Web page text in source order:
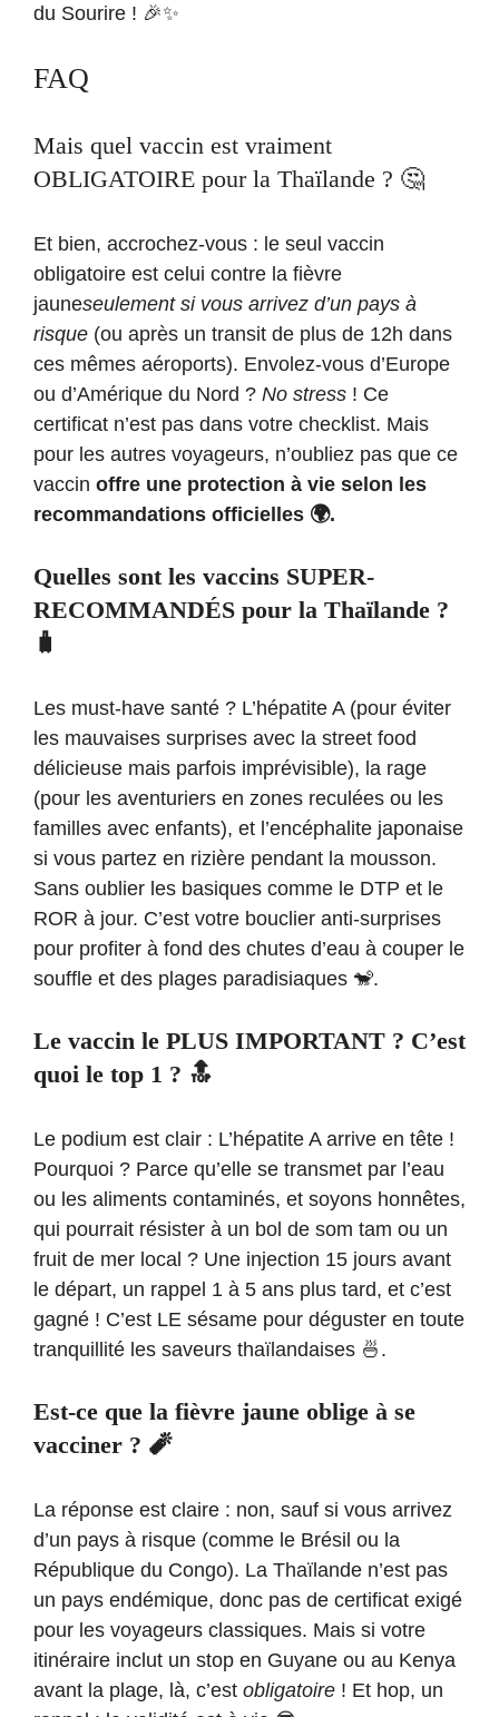
du Sourire ! 🎉✨
FAQ
Mais quel vaccin est vraiment
OBLIGATOIRE pour la Thaïlande ? 🤔
Et bien, accrochez-vous : le seul vaccin
obligatoire est celui contre la fièvre
jauneseulement si vous arrivez d’un pays à
risque (ou après un transit de plus de 12h dans
ces mêmes aéroports). Envolez-vous d’Europe
ou d’Amérique du Nord ? No stress ! Ce
certificat n’est pas dans votre checklist. Mais
pour les autres voyageurs, n’oubliez pas que ce
vaccin offre une protection à vie selon les
recommandations officielles 🌍.
Quelles sont les vaccins SUPER-
RECOMMANDÉS pour la Thaïlande ?
🧳
Les must-have santé ? L’hépatite A (pour éviter
les mauvaises surprises avec la street food
délicieuse mais parfois imprévisible), la rage
(pour les aventuriers en zones reculées ou les
familles avec enfants), et l’encéphalite japonaise
si vous partez en rizière pendant la mousson.
Sans oublier les basiques comme le DTP et le
ROR à jour. C’est votre bouclier anti-surprises
pour profiter à fond des chutes d’eau à couper le
souffle et des plages paradisiaques 🐒.
Le vaccin le PLUS IMPORTANT ? C’est
quoi le top 1 ? 🔝
Le podium est clair : L’hépatite A arrive en tête !
Pourquoi ? Parce qu’elle se transmet par l’eau
ou les aliments contaminés, et soyons honnêtes,
qui pourrait résister à un bol de som tam ou un
fruit de mer local ? Une injection 15 jours avant
le départ, un rappel 1 à 5 ans plus tard, et c’est
gagné ! C’est LE sésame pour déguster en toute
tranquillité les saveurs thaïlandaises 🍜.
Est-ce que la fièvre jaune oblige à se
vacciner ? 🧨
La réponse est claire : non, sauf si vous arrivez
d’un pays à risque (comme le Brésil ou la
République du Congo). La Thaïlande n’est pas
un pays endémique, donc pas de certificat exigé
pour les voyageurs classiques. Mais si votre
itinéraire inclut un stop en Guyane ou au Kenya
avant la plage, là, c’est obligatoire ! Et hop, un